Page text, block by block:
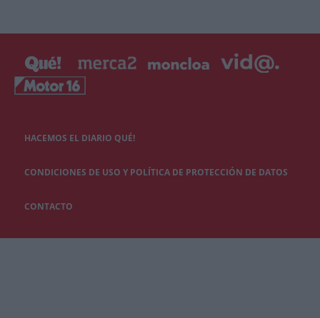
HACEMOS EL DIARIO QUÉ!
CONDICIONES DE USO Y POLÍTICA DE PROTECCIÓN DE DATOS
CONTACTO